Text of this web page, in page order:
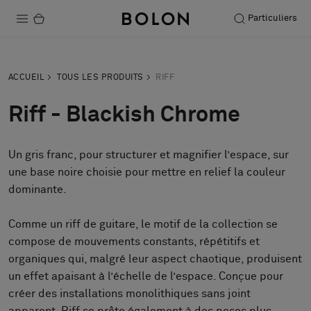
Particuliers
Durabilité
Installation
Entretien
Nos collaborations
FAQ
ACCUEIL TOUS LES PRODUITS RIFF
Riff - Blackish Chrome
Un gris franc, pour structurer et magnifier l’espace, sur
une base noire choisie pour mettre en relief la couleur
dominante.
Comme un riff de guitare, le motif de la collection se
compose de mouvements constants, répétitifs et
organiques qui, malgré leur aspect chaotique, produisent
un effet apaisant à l’échelle de l’espace. Conçue pour
créer des installations monolithiques sans joint